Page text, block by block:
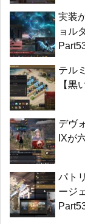
実装
ョル
テル
【黒
デヴ
IXが
パト
ージ